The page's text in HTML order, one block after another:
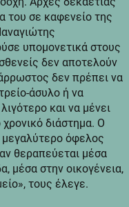
του σε καφενείο της
υπομονετικά στους
δεν αποτελούν
δεν πρέπει να
άσυλο ή να
και να μένει
διάστημα. Ο
όφελος
θεραπεύεται μέσα
μέσα στην οικογένεια,
τους έλεγε.